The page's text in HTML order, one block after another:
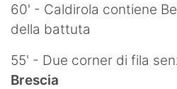
60' - Caldirola contiene
della battuta
55' - Due corner di fila
Brescia